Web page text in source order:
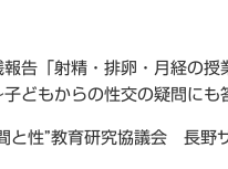
報告「射精・排卵・月経の授
の性交の疑問にも答
間と性”教育研究協議会 長野